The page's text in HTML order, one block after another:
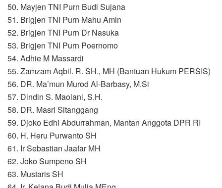
50. Mayjen TNI Purn Budi Sujana
51. Brigjen TNI Purn Mahu Amin
52. Brigjen TNI Purn Dr Nasuka
53. Brigjen TNI Purn Poernomo
54. Adhie M Massardi
55. Zamzam Aqbil. R. SH., MH (Bantuan Hukum PERSIS)
56. DR. Ma’mun Murod Al-Barbasy, M.Si
57. Dindin S. Maolani, S.H.
58. DR. Masri Sitanggang
59. Djoko Edhi Abdurrahman, Mantan Anggota DPR RI
60. H. Heru Purwanto SH
61. Ir Sebastian Jaafar MH
62. Joko Sumpeno SH
63. Mustaris SH